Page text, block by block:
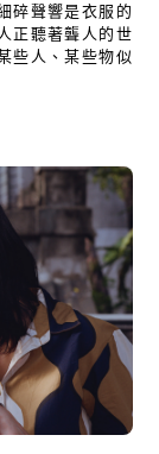
碎聲響是衣服的
正聽著聾人的世
些人、某些物似